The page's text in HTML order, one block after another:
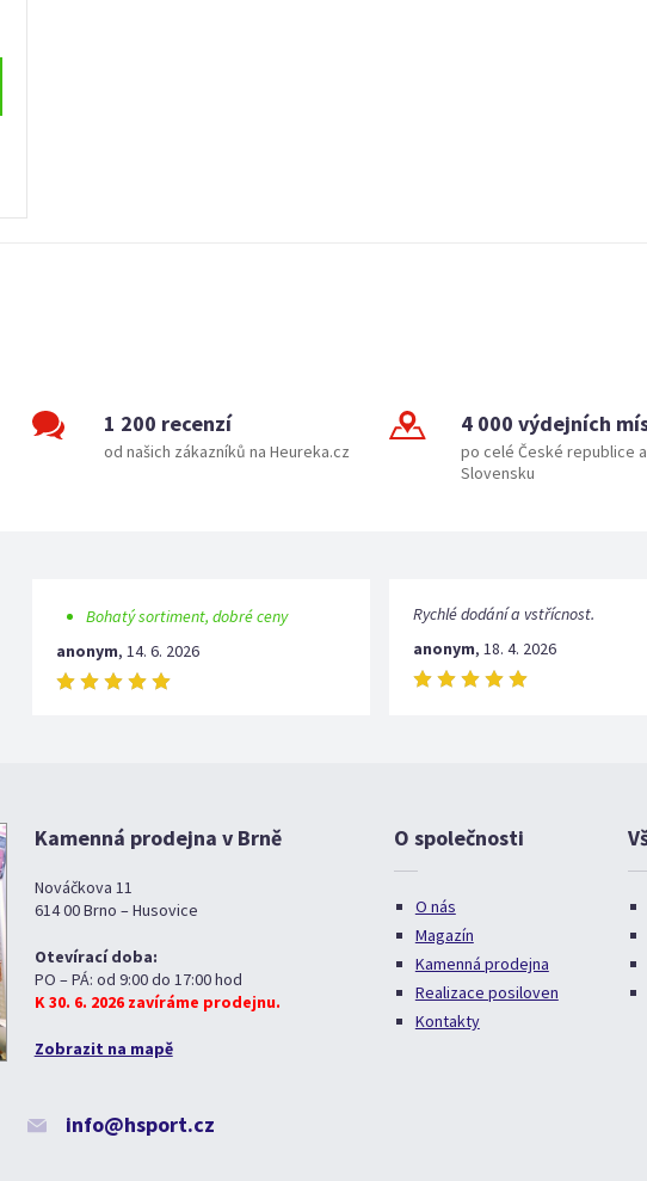
1 200 recenzí
od našich zákazníků na Heureka.cz
4 000 výdejních
po celé České republice a
Slovensku
Bohatý sortiment, dobré ceny
anonym, 14. 6. 2026
Rychlé dodání a vstřícnost.
anonym, 18. 4. 2026
Kamenná prodejna v Brně
Nováčkova 11
614 00 Brno – Husovice
Otevírací doba:
PO – PÁ: od 9:00 do 17:00 hod
K 30. 6. 2026 zavíráme prodejnu.
Zobrazit na mapě
info@hsport.cz
O společnosti
O nás
Magazín
Kamenná prodejna
Realizace posiloven
Kontakty